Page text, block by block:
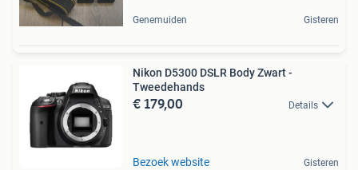
Genemuiden Gisteren
Nikon D5300 DSLR Body Zwart -
Tweedehands
€ 179,00 Details
Bezoek website Gisteren